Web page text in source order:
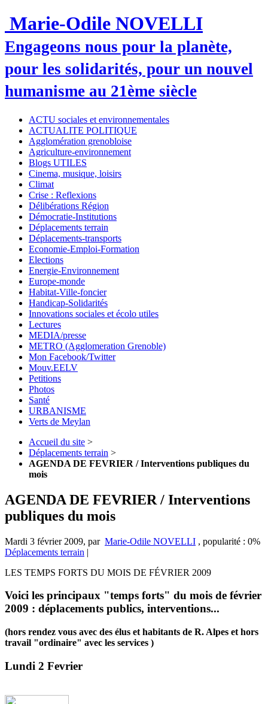
Marie-Odile NOVELLI
Engageons nous pour la planète,
pour les solidarités, pour un nouvel
humanisme au 21ème siècle
ACTU sociales et environnementales
ACTUALITE POLITIQUE
Agglomération grenobloise
Agriculture-environnement
Blogs UTILES
Cinema, musique, loisirs
Climat
Crise : Reflexions
Délibérations Région
Démocratie-Institutions
Déplacements terrain
Déplacements-transports
Economie-Emploi-Formation
Elections
Energie-Environnement
Europe-monde
Habitat-Ville-foncier
Handicap-Solidarités
Innovations sociales et écolo utiles
Lectures
MEDIA/presse
METRO (Agglomeration Grenoble)
Mon Facebook/Twitter
Mouv.EELV
Petitions
Photos
Santé
URBANISME
Verts de Meylan
Accueil du site >
Déplacements terrain >
AGENDA DE FEVRIER / Interventions publiques du
mois
AGENDA DE FEVRIER / Interventions
publiques du mois
Mardi 3 février 2009, par Marie-Odile NOVELLI , popularité : 0%
Déplacements terrain |
LES TEMPS FORTS DU MOIS DE FÉVRIER 2009
Voici les principaux "temps forts" du mois de février
2009 : déplacements publics, interventions...
(hors rendez vous avec des élus et habitants de R. Alpes et hors
travail "ordinaire" avec les services )
Lundi 2 Fevrier